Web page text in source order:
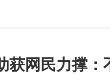
获网民力撑：